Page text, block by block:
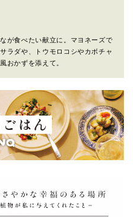
が食べたい献立に。マヨネーズで
ラダや、トウモロコシやカボチャ
おかずを添えて。